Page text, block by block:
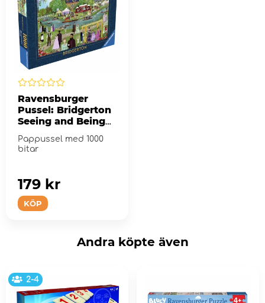
Ravensburger
Pussel: Bridgerton
Seeing and Being
Seen 1000 Bitar
Pappussel med 1000
bitar
KÖP
179 kr
Andra köpte även
2-4